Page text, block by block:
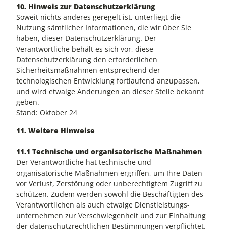
10. Hinweis zur Datenschutzerklärung
Soweit nichts anderes geregelt ist, unterliegt die
Nutzung sämtlicher Informationen, die wir über Sie
haben, dieser Datenschutzerklärung. Der
Verantwortliche behält es sich vor, diese
Datenschutzerklärung den erforderlichen
Sicherheitsmaßnahmen entsprechend der
technologischen Entwicklung fortlaufend anzupassen,
und wird etwaige Änderungen an dieser Stelle bekannt
geben.
Stand: Oktober 24
11. Weitere Hinweise
11.1 Technische und organisatorische Maßnahmen
Der Verantwortliche hat technische und
organisatorische Maßnahmen ergriffen, um Ihre Daten
vor Verlust, Zerstörung oder unberechtigtem Zugriff zu
schützen. Zudem werden sowohl die Beschäftigten des
Verantwortlichen als auch etwaige Dienstleistungs-
unternehmen zur Verschwiegenheit und zur Einhaltung
der datenschutzrechtlichen Bestimmungen verpflichtet.